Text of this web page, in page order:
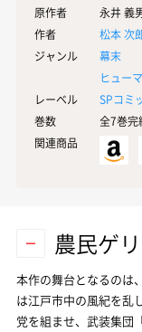
原作者
永井 義
作者
松本 次
ジャンル
幕末
ヒュー
レーベル
SPコミ
巻数
全7巻完
関連商品
農民ゲ
本作の舞台となるのは
は江戸市中の風紀を乱
党を組ませ、武装集団